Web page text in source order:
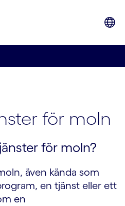
för moln
för moln?
även kända som
en tjänst eller ett
en